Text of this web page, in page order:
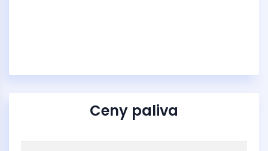
Ceny paliva